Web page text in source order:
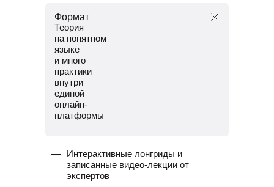
Формат
Теория
на понятном
языке
и много
практики
внутри
единой
онлайн-
платформы
Интерактивные лонгриды и
записанные видео-лекции от
экспертов